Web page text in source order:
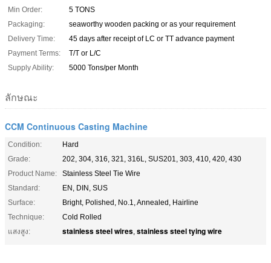
Min Order:
5 TONS
Packaging:
seaworthy wooden packing or as your requirement
Delivery Time:
45 days after receipt of LC or TT advance payment
Payment Terms:
T/T or L/C
Supply Ability:
5000 Tons/per Month
ลักษณะ
CCM Continuous Casting Machine
Condition:
Hard
Grade:
202, 304, 316, 321, 316L, SUS201, 303, 410, 420, 430
Product Name:
Stainless Steel Tie Wire
Standard:
EN, DIN, SUS
Surface:
Bright, Polished, No.1, Annealed, Hairline
Technique:
Cold Rolled
แสงสูง:
stainless steel wires, stainless steel tying wire